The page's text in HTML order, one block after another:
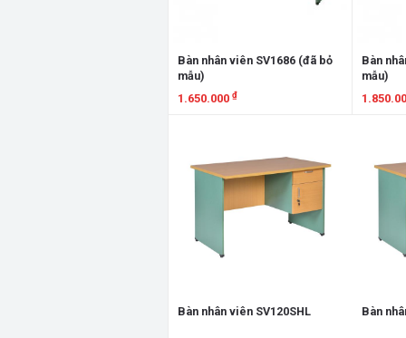
Bàn nhân viên SV1686 (đã bỏ
mẫu)
1.650.000 ₫
Bàn
mẫu)
Bàn nhân viên SV120SHL Bàn